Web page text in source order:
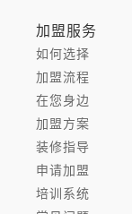
加盟服务
如何选择
加盟流程
在您身边
加盟方案
装修指导
申请加盟
培训系统